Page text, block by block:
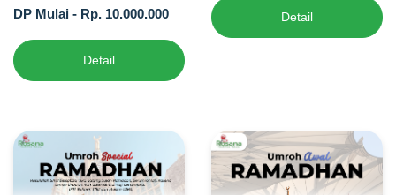
DP Mulai - Rp. 10.000.000
Detail
Detail